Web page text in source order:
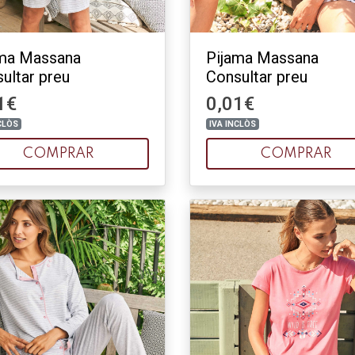
Massana
preu
COMPRAR
Pijama Massana
Consultar preu
0,01€
IVA INCLÒS
COMPRAR